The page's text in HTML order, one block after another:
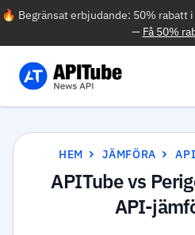
🔥 Begränsat erbjudande: 50% rabatt
— Få 50%
HEM JÄMFÖRA
APITube vs
API-